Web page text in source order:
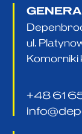
ul.
Komorniki
+48 61